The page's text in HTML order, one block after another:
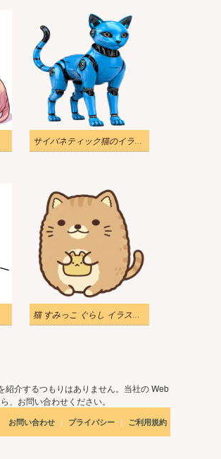
サイバネティック猫のイラスト素材
猫 すみっこ ぐらし イラスト 無料
紹介するつもりはありません。当社の Web
お問い合わせください。
お問い合わせ | プライバシー | ご利用規約